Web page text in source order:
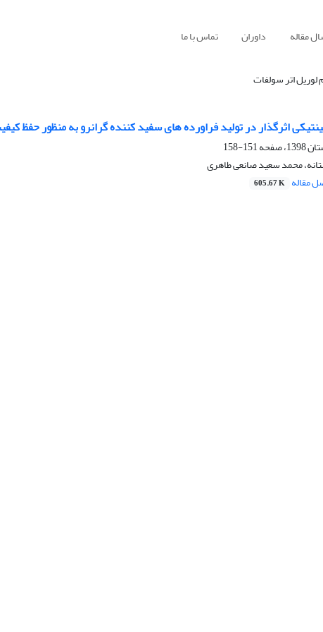
مقاله داوران تماس با ما
اتر سولفات
اثرگذار در تولید فراورده های سفید کننده گرانرو به منظور حفظ
151-158
محمد سعید صانعی طاهری
مقاله 605.67 K